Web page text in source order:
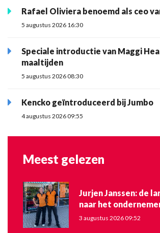
Rafael Oliviera benoemd als ceo
5 augustus 2026 16:30
Speciale introductie van Maggi
maaltijden
5 augustus 2026 08:30
Kencko geïntroduceerd bij Jumbo
4 augustus 2026 09:55
Meest gelezen
Jurjen Janssen: de
naar het
3 augustus 2026 09:52